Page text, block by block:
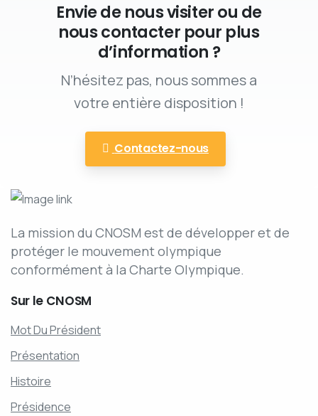
Envie de nous visiter ou de
nous contacter pour plus
d’information ?
N’hésitez pas, nous sommes a
votre entière disposition !
Contactez-nous
La mission du CNOSM est de développer et de
protéger le mouvement olympique
conformément à la Charte Olympique.
Sur le CNOSM
Mot Du Président
Présentation
Histoire
Présidence